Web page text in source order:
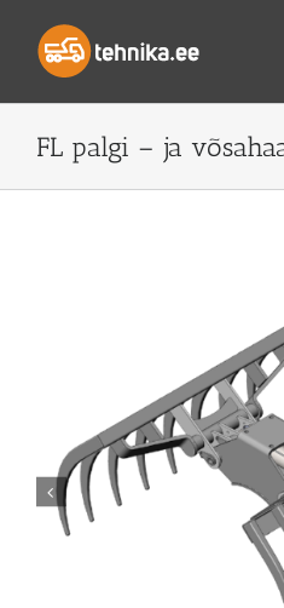
content
FL palgi – ja
